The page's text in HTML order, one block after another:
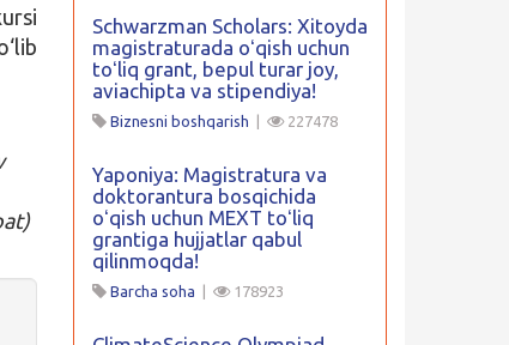
Schwarzman Scholars: Xitoyda
magistraturada oʻqish uchun
toʻliq grant, bepul turar joy,
aviachipta va stipendiya!
Biznesni boshqarish 227478
Yaponiya: Magistratura va
doktorantura bosqichida
oʻqish uchun MEXT toʻliq
grantiga hujjatlar qabul
qilinmoqda!
Barcha soha 178923